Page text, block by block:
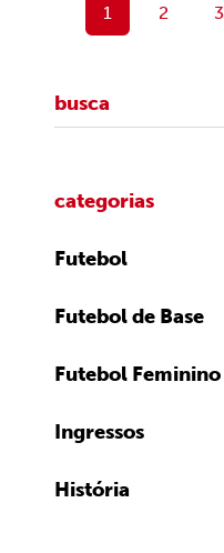
1 2 3
categorias
Futebol
Futebol de Base
Futebol Feminino
Ingressos
História